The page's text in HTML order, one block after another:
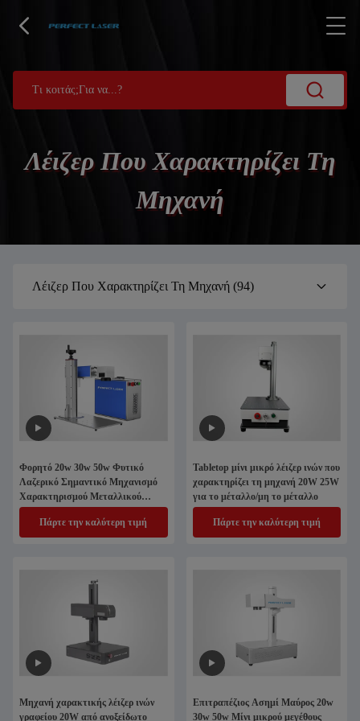
Λέιζερ Που Χαρακτηρίζει Τη
Μηχανή
Λέιζερ Που Χαρακτηρίζει Τη Μηχανή (94)
Φορητό 20w 30w 50w Φυτικό
Λαζερικό Σημαντικό Μηχανισμό
Χαρακτηρισμού Μεταλλικού
Λαζέρου
Πάρτε την καλύτερη τιμή
Tabletop μίνι μικρό λέιζερ ινών που
χαρακτηρίζει τη μηχανή 20W 25W
για το μέταλλο/μη το μέταλλο
Πάρτε την καλύτερη τιμή
Μηχανή χαρακτικής λέιζερ ινών
γραφείου 20W από ανοξείδωτο
Επιτραπέζιος Ασημί Μαύρος 20w
30w 50w Μίνι μικρού μεγέθους